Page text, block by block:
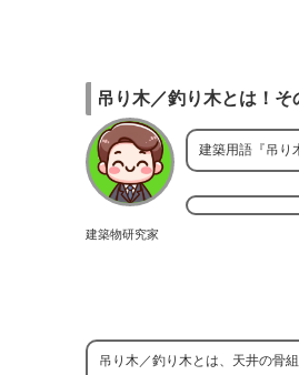
吊り木／釣り木とは！
建築物研究家
建築用語『吊り
吊り木／釣り木とは、天井の骨